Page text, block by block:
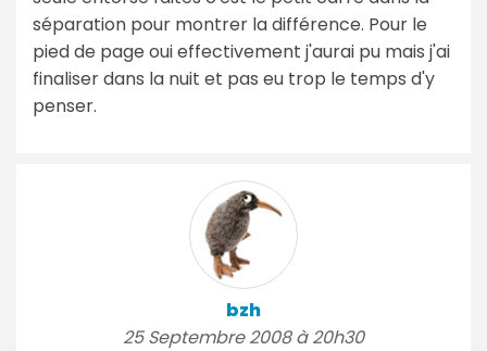
séparation pour montrer la différence. Pour le
pied de page oui effectivement j'aurai pu mais j'ai
finaliser dans la nuit et pas eu trop le temps d'y
penser.
bzh
25 Septembre 2008 à 20h30